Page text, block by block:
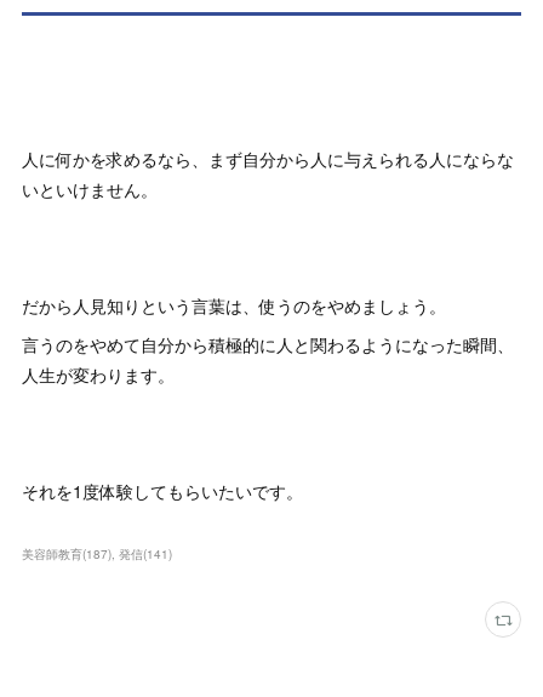
人に何かを求めるなら、まず自分から人に与えられる人にならな
いといけません。
だから人見知りという言葉は、使うのをやめましょう。
言うのをやめて自分から積極的に人と関わるようになった瞬間、
人生が変わります。
それを1度体験してもらいたいです。
美容師教育(187) 発信(141)